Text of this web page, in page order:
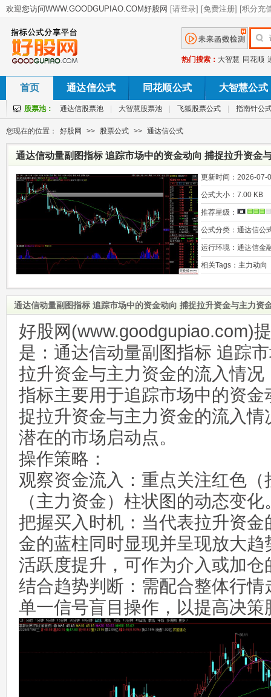
热门搜索： 大智慧 同花顺
首页 通达信公式 同花顺公式 大智慧公式
股票池： 通达信股票池 大智慧股票池 飞狐股票公式 指南针公
您现在的位置： 好股网 >> 股票公式 >> 通达信公式
通达信动量副图指标 追踪市场中的资金动向 捕捉拉升资金
况
更新时间： 2026-07-
公式大小： 7.00 KB
推荐星级：
公式分类： 通达信公
运行环境： 通达信金
相关Tags： 主力动向
通达信动量副图指标 追踪市场中的资金动向 捕捉拉升资金与主力资
好股网(www.goodgupiao.com)
是：通达信动量副图指标 追踪
拉升资金与主力资金的流入情况
指标主要用于追踪市场中的资
捉拉升资金与主力资金的流入
潜在的市场启动点。
操作策略：
观察资金流入：重点关注红色
（主力资金）柱状图的动态变化
把握买入时机：当代表拉升资
金的蓝柱同时显现并呈现放大
活跃度提升，可作为介入或加仓
结合趋势判断：需配合整体行
单一信号盲目操作，以提高决策